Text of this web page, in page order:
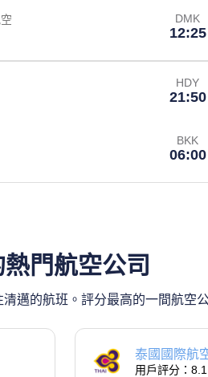
DMK
12:25
HDY
21:50
BKK
06:00
門航空公司
邁的航班。評分最高的一間航空
泰國國際航
用戶評分：8.1